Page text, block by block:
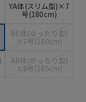
YA体(スリム型)×7
号(180cm)
BE体(ゆったり型)
×7号(180cm)
AB体(がっちり型)
×8号(185cm)